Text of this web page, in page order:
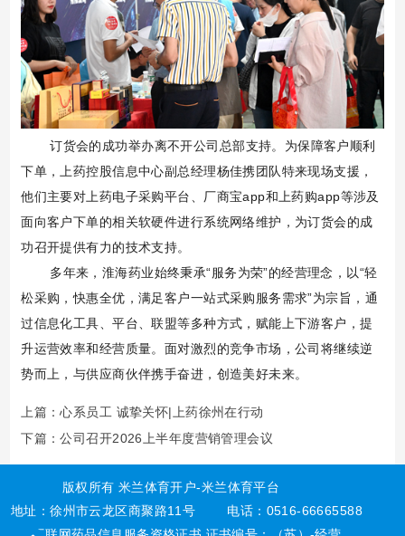
订货会的成功举办离不开公司总部支持。为保障客户顺利
下单，上药控股信息中心副总经理杨佳携团队特来现场支援，
他们主要对上药电子采购平台、厂商宝app和上药购app等涉及
面向客户下单的相关软硬件进行系统网络维护，为订货会的成
功召开提供有力的技术支持。
多年来，淮海药业始终秉承“服务为荣”的经营理念，以“轻
松采购，快惠全优，满足客户一站式采购服务需求”为宗旨，通
过信息化工具、平台、联盟等多种方式，赋能上下游客户，提
升运营效率和经营质量。面对激烈的竞争市场，公司将继续逆
势而上，与供应商伙伴携手奋进，创造美好未来。
上篇：心系员工 诚挚关怀|上药徐州在行动
下篇：公司召开2026上半年度营销管理会议
版权所有 米兰体育开户-米兰体育平台
地址：徐州市云龙区商聚路11号
电话：0516-66665588